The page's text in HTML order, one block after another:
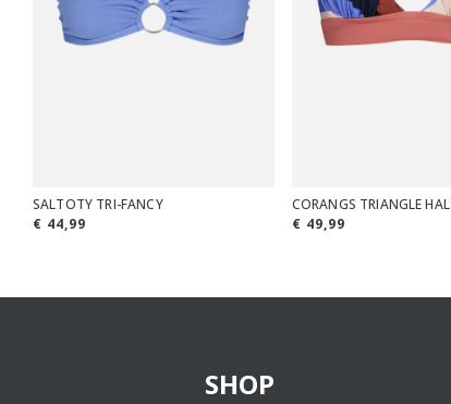
SALTOTY TRI-FANCY
€ 44,99
CORANGS TRIANGLE
€ 49,99
SHOP